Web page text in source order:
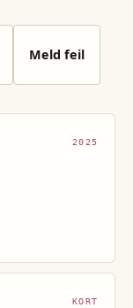
Meld feil
2025
KORT